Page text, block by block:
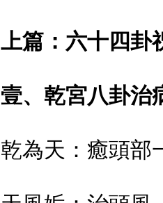
上篇：六十四
壹、乾宮八卦
乾為天：癒頭部